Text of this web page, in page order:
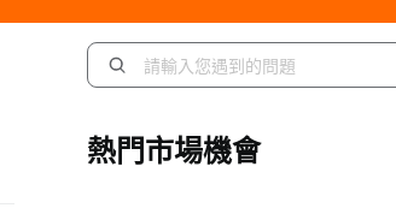
熱門市場機會